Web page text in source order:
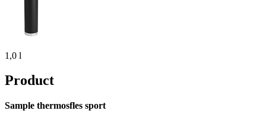
1,0 l
Product
Sample thermosfles sport